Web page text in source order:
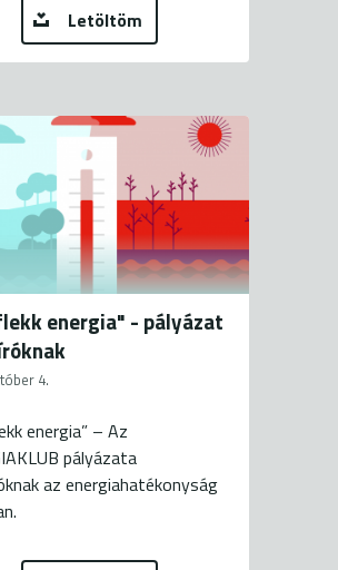
Letöltöm
energia" - pályázat
4.
energia” – Az
pályázata
az energiahatékonyság